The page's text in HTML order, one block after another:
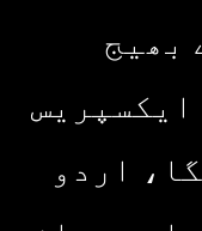
بھیج
ایکسپریس
اردو